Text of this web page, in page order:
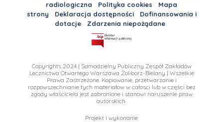
radiologiczna
Polityka cookies
Mapa
strony
Deklaracja dostępności
Dofinansowania i
dotacje
Zdarzenia niepożądane
Copyrights 2024 | Samodzielny Publiczny Zespół Zakładów
Lecznictwa Otwartego Warszawa Żoliborz-Bielany | Wszelkie
Prawa Zastrzeżone. Kopiowanie, przetwarzanie i
rozpowszechnianie tych materiałow w całosci lub w części bez
zgody właściciela jest zabronione i stanowi naruszenie praw
autorskich.
Projekt i wykonanie